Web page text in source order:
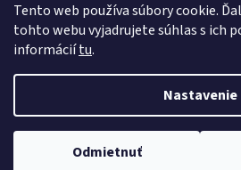
Tento web používa súbory cookie.
tohto webu vyjadrujete súhlas s ich
informáciítu.
Nastavenie
Odmietnuť
Vytvoril
Copyright 2026Euro Office .